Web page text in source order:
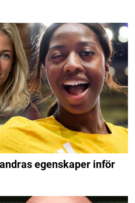
egenskaper inför